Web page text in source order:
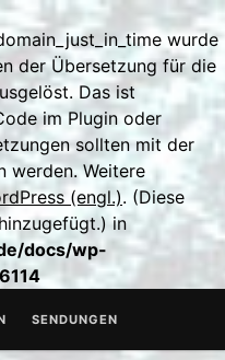
wurde
der Übersetzung für die
Das ist
im Plugin oder
sollten mit der
werden. Weitere
(engl.). (Diese
in
docs/wp-
6114
SENDUNGEN